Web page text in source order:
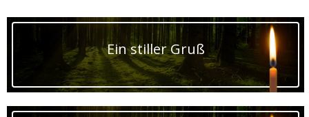
Ein stiller Gruß